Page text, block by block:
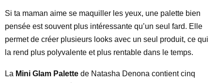
Si ta maman aime se maquiller les yeux, une palette bien
pensée est souvent plus intéressante qu’un seul fard. Elle
permet de créer plusieurs looks avec un seul produit, ce qui
la rend plus polyvalente et plus rentable dans le temps.
La Mini Glam Palette de Natasha Denona contient cinq